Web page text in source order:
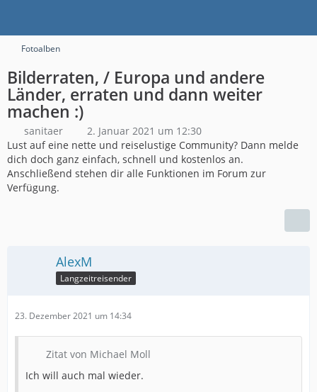
Fotoalben
Bilderraten, / Europa und andere
Länder, erraten und dann weiter
machen :)
sanitaer
2. Januar 2021 um 12:30
Lust auf eine nette und reiselustige Community? Dann melde
dich doch ganz einfach, schnell und kostenlos an.
Anschließend stehen dir alle Funktionen im Forum zur
Verfügung.
AlexM
Langzeitreisender
23. Dezember 2021 um 14:34
Zitat von Michael Moll
Ich will auch mal wieder.